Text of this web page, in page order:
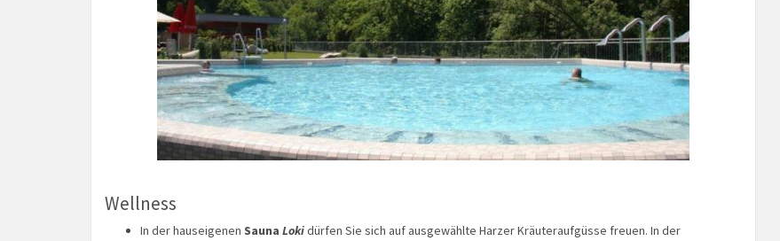
Wellness
In der hauseigenen Sauna Lokidürfen Sie sich auf ausgewählte Harzer Kräuteraufgüsse freuen. In der